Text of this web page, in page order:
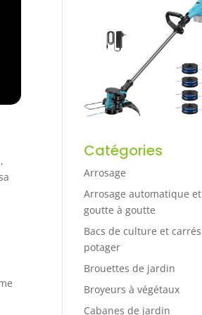
Catégories
Arrosage
Arrosage automatique et
goutte à goutte
Bacs de culture et carrés
potager
Brouettes de jardin
Broyeurs à végétaux
Cabanes de jardin